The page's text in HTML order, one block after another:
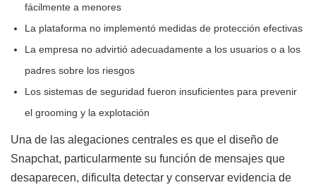
fácilmente a menores
La plataforma no implementó medidas de protección efectivas
La empresa no advirtió adecuadamente a los usuarios o a los
padres sobre los riesgos
Los sistemas de seguridad fueron insuficientes para prevenir
el grooming y la explotación
Una de las alegaciones centrales es que el diseño de
Snapchat, particularmente su función de mensajes que
desaparecen, dificulta detectar y conservar evidencia de